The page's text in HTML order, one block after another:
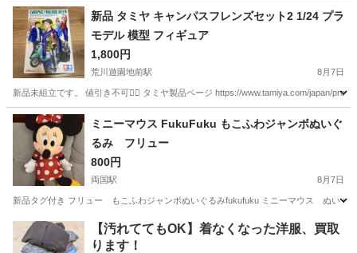
東京 品川区 鮫洲駅 おもちゃ ガチャガチャ
新品 タミヤ キャンパスフレンズセット2 1/24 プラ
モデル 模型 フィギュア
1,800円
荒川遊園地前駅 8月7日
新品未組立です。 値引き不可🙇‍♂️ タミヤ製品ページ https://www.tamiya.com/japan/
東京 北区 荒川遊園地前駅 模型、プラモデル タミヤ
ミニーマウス FukuFuku もこふわジャンボぬいぐ
るみ フリュー
800円
両国駅 8月7日
新品タグ付き フリュー もこふわジャンボぬいぐるみfukufuku ミニーマウス ぬいぐ
東京 墨田区 両国駅 おもちゃ
【汚れててもOK】着なくなった洋服、買取
ります！